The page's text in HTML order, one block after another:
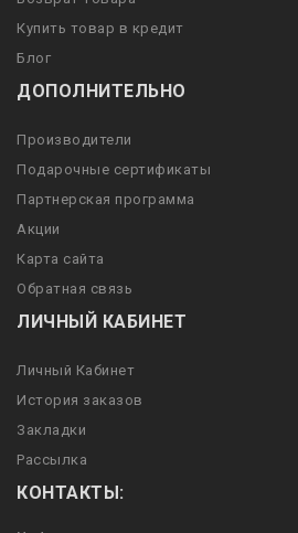
Купить товар в кредит
Блог
ДОПОЛНИТЕЛЬНО
Производители
Подарочные сертификаты
Партнерская программа
Акции
Карта сайта
Обратная связь
ЛИЧНЫЙ КАБИНЕТ
Личный Кабинет
История заказов
Закладки
Рассылка
КОНТАКТЫ: